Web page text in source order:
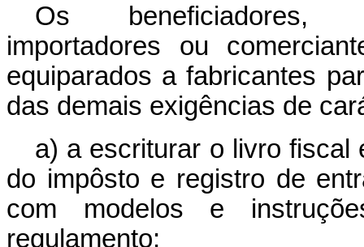
Os beneficiadores,
importadores ou
equiparados a fabricantes
das demais exigências de
a) a escriturar o livro fiscal
do impôsto e registro de
com modelos e
regulamento;